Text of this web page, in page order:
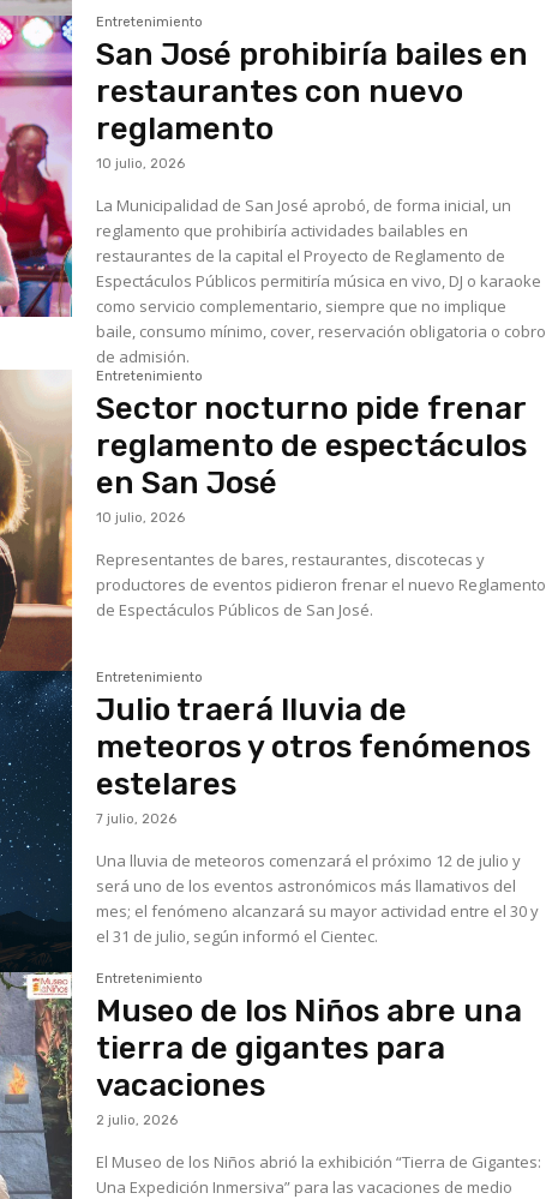
Entretenimiento
San José prohibiría bailes en
restaurantes con nuevo
reglamento
10 julio, 2026
La Municipalidad de San José aprobó, de forma inicial, un
reglamento que prohibiría actividades bailables en
restaurantes de la capital el Proyecto de Reglamento de
Espectáculos Públicos permitiría música en vivo, DJ o karaoke
como servicio complementario, siempre que no implique
baile, consumo mínimo, cover, reservación obligatoria o cobro
de admisión.
Entretenimiento
Sector nocturno pide frenar
reglamento de espectáculos
en San José
10 julio, 2026
Representantes de bares, restaurantes, discotecas y
productores de eventos pidieron frenar el nuevo Reglamento
de Espectáculos Públicos de San José.
Entretenimiento
Julio traerá lluvia de
meteoros y otros fenómenos
estelares
7 julio, 2026
Una lluvia de meteoros comenzará el próximo 12 de julio y
será uno de los eventos astronómicos más llamativos del
mes; el fenómeno alcanzará su mayor actividad entre el 30 y
el 31 de julio, según informó el Cientec.
Entretenimiento
Museo de los Niños abre una
tierra de gigantes para
vacaciones
2 julio, 2026
El Museo de los Niños abrió la exhibición “Tierra de Gigantes:
Una Expedición Inmersiva” para las vacaciones de medio